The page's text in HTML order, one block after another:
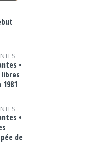
•
•
de